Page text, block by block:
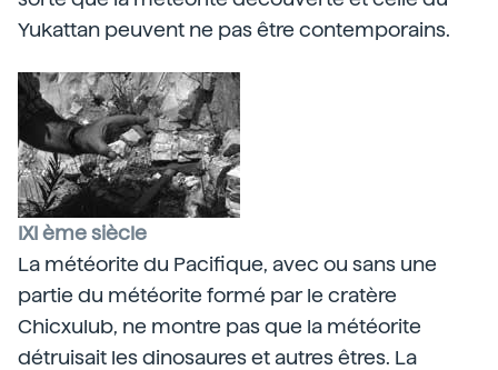
Yukattan peuvent ne pas être contemporains.
IXI ème siècle
La météorite du Pacifique, avec ou sans une
partie du météorite formé par le cratère
Chicxulub, ne montre pas que la météorite
détruisait les dinosaures et autres êtres. La